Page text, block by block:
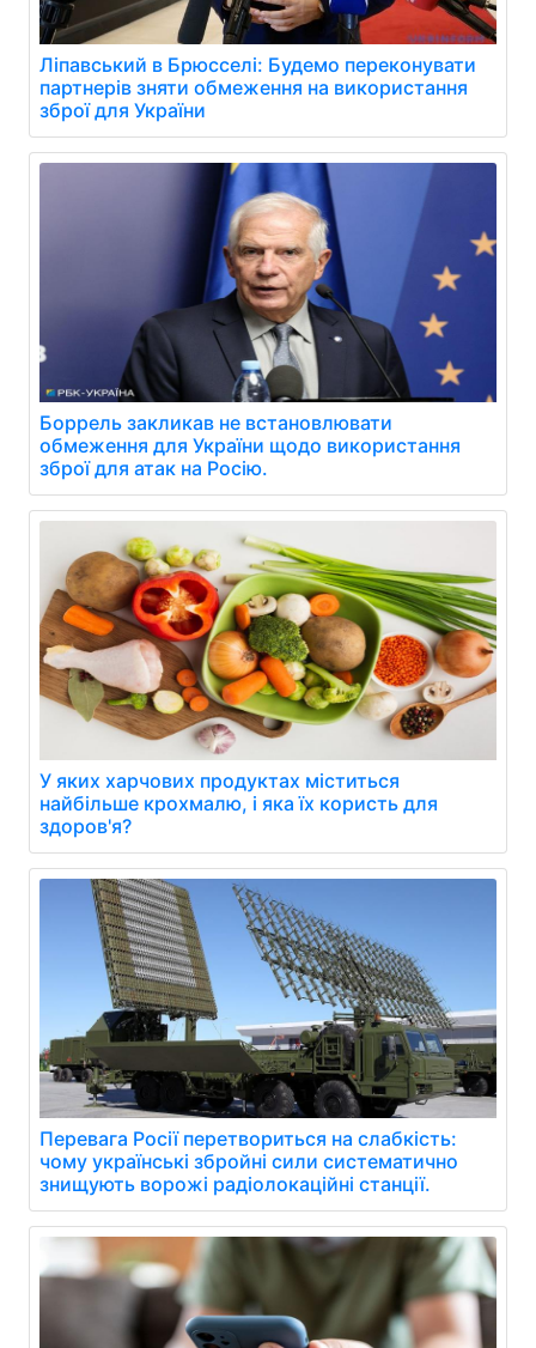
Ліпавський в Брюсселі: Будемо переконувати
партнерів зняти обмеження на використання
зброї для України
Боррель закликав не встановлювати
обмеження для України щодо використання
зброї для атак на Росію.
У яких харчових продуктах міститься
найбільше крохмалю, і яка їх користь для
здоров'я?
Перевага Росії перетвориться на слабкість:
чому українські збройні сили систематично
знищують ворожі радіолокаційні станції.